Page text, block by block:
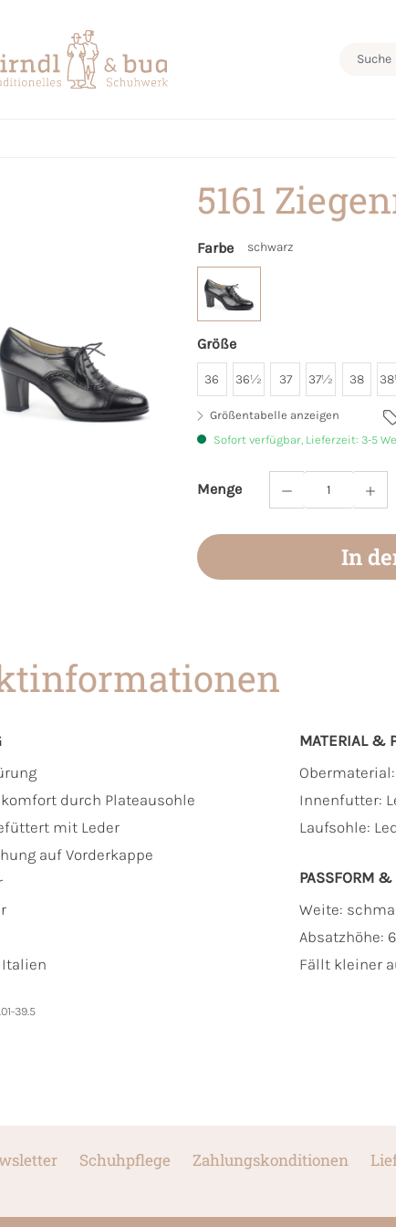
5161
Farbe schwarz
Größe
36 36½ 37 37½ 38
Größentabelle anzeigen
Sofort verfügbar, Lieferzeit: 3-5
Menge
Produkt Anzahl:
In
durch Plateausohle
mit Leder
auf Vorderkappe
MATERIAL &
Obermaterial:
Innenfutter:
Laufsohle:
PASSFORM
Weite:
Absatzhöhe:
Fällt kleiner
39.5
Schuhpflege Zahlungskonditionen